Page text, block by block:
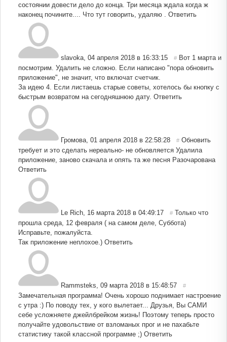
состоянии довести дело до конца. Три месяца ждала когда ж
наконец почините.... Что тут говорить, удаляю . Ответить
slavoka, 04 апреля 2018 в 16:33:15 # Вот 1 марта и
посмотрим. Удалить не сложно. Если написано "пора обновить
приложение", не значит, что включат счетчик.
За идею 4. Если листаешь старые советы, хотелось бы кнопку с
быстрым возвратом на сегодняшнюю дату. Ответить
Громова, 01 апреля 2018 в 22:58:28 # Обновить
требует и это сделать нереально- не обновляется Удалила
приложение, заново скачала и опять та же песня Разочарована
Ответить
Le Rich, 16 марта 2018 в 04:49:17 # Только что
прошла среда, 12 февраля ( на самом деле, Суббота)
Исправьте, пожалуйста.
Так приложение неплохое.) Ответить
Rammsteks, 09 марта 2018 в 15:48:57 #
Замечательная программа! Очень хорошо поднимает настроение
с утра :) По поводу тех, у кого вылетает... Друзья, Вы САМИ
себе усложняете джейлбрейком жизнь! Поэтому теперь просто
получайте удовольствие от взломаных прог и не пахабьте
статистику такой классной программе ;) Ответить